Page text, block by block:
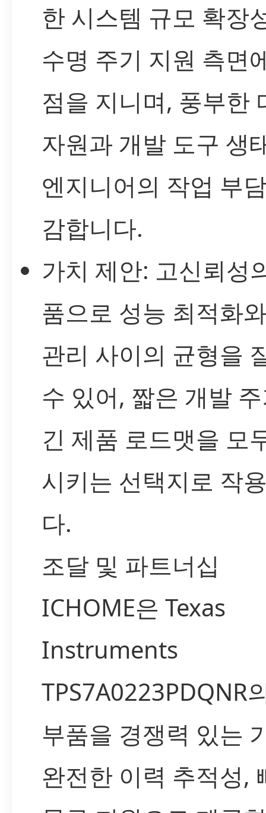
한 시스템 규모 확장
수명 주기 지원 측면
점을 지니며, 풍부한
자원과 개발 도구 생
엔지니어의 작업 부
감합니다.
가치 제안: 고신뢰성
품으로 성능 최적화
관리 사이의 균형을
수 있어, 짧은 개발
긴 제품 로드맷을 모
시키는 선택지로 작
다.
조달 및 파트너십
ICHOME은 Texas
Instruments
TPS7A0223PDQNR
부품을 경쟁력 있는
완전한 이력 추적성,